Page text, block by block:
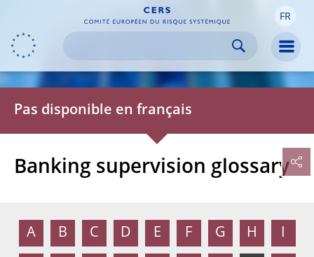
navigation
Skip to
content
Skip to
footer FR
Pas disponible en français
Banking supervision glossary
A B C D E F G H I